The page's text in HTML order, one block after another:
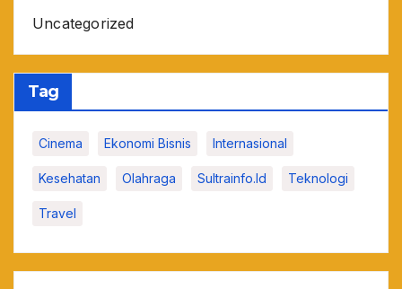
Uncategorized
Tag
Cinema Ekonomi Bisnis Internasional
Kesehatan Olahraga Sultrainfo.id Teknologi
Travel